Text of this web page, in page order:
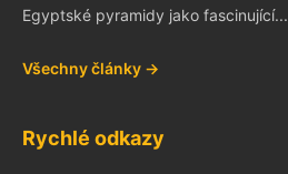
Egyptské pyramidy jako fascinující...
Všechny články →
Rychlé odkazy